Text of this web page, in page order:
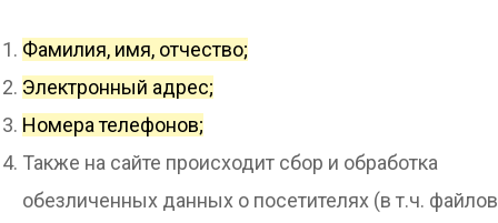
Фамилия, имя, отчество;
Электронный адрес;
Номера телефонов;
Также на сайте происходит сбор и обработка
обезличенных данных о посетителях (в т.ч. файлов